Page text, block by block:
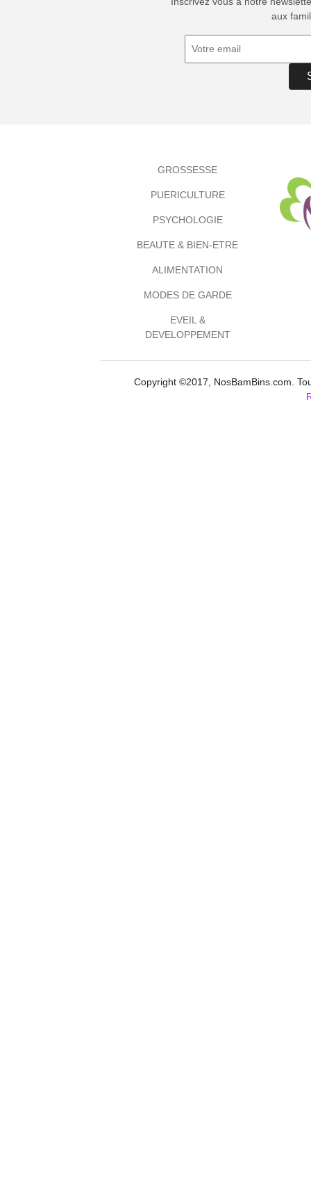
aux
GROSSESSE
PUERICULTURE
PSYCHOLOGIE
BEAUTE & BIEN-ETRE
ALIMENTATION
MODES DE GARDE
EVEIL &
DEVELOPPEMENT
Copyright ©2017, NosBamBins.com.